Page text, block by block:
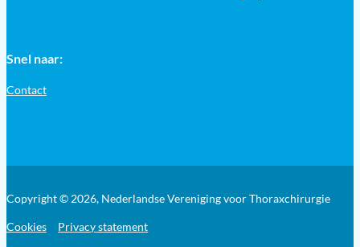
Snel naar:
Contact
Copyright © 2026, Nederlandse Vereniging voor Thoraxchirurgie
Cookies Privacy statement